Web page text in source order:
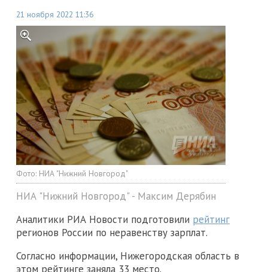
21 ноября 2022 11:36
Фото: НИА "Нижний Новгород"
НИА "Нижний Новгород" - Максим Дерябин
Аналитики РИА Новости подготовили рейтинг
регионов России по неравенству зарплат.
Согласно информации, Нижегородская область в
этом рейтинге заняла 33 место.